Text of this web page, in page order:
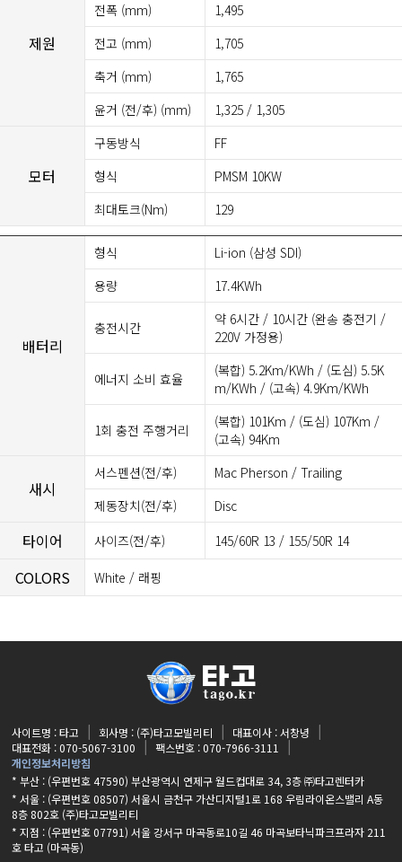
제원
전폭 (mm)
1,495
전고 (mm)
1,705
축거 (mm)
1,765
윤거 (전/후) (mm)
1,325 / 1,305
모터
구동방식
FF
형식
PMSM 10KW
최대토크(Nm)
129
배터리
형식
Li-ion (삼성 SDI)
용량
17.4KWh
충전시간
약 6시간 / 10시간 (완송 충전기 /
220V 가정용)
에너지 소비 효율
(복합) 5.2Km/KWh / (도심) 5.5K
m/KWh / (고속) 4.9Km/KWh
1회 충전 주행거리
(복합) 101Km / (도심) 107Km /
(고속) 94Km
새시
서스펜션(전/후)
Mac Pherson / Trailing
제동장치(전/후)
Disc
타이어 사이즈(전/후) 145/60R 13 / 155/50R 14
COLORS White / 래핑
사이트명 : 타고 회사명 : (주)타고모빌리티
대표이사 : 서창녕
대표전화 : 070-5067-3100
팩스번호 : 070-7966-3111
개인정보처리방침
* 부산 : (우편번호 47590) 부산광역시 연제구 월드컵대로 34, 3층 ㈜타고렌터카
* 서울 : (우편번호 08507) 서울시 금천구 가산디지털1로 168 우림라이온스밸리 A동
8층 802호 (주)타고모빌리티
* 지점 : (우편번호 07791) 서울 강서구 마곡동로10길 46 마곡보타닉파크프라자 211
호 타고 (마곡동)